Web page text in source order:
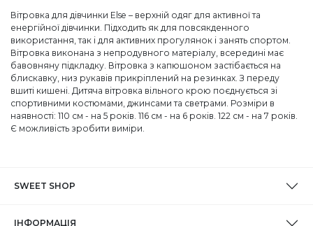
Вітровка для дівчинки Else – верхній одяг для активної та
енергійної дівчинки. Підходить як для повсякденного
використання, так і для активних прогулянок і занять спортом.
Вітровка виконана з непродувного матеріалу, всередині має
бавовняну підкладку. Вітровка з капюшоном застібається на
блискавку, низ рукавів прикріплений на резинках. З переду
вшиті кишені. Дитяча вітровка вільного крою поєднується зі
спортивними костюмами, джинсами та светрами. Розміри в
наявності: 110 см - на 5 років. 116 см - на 6 років. 122 см - на 7 років.
Є можливість зробити виміри.
SWEET SHOP
ІНФОРМАЦІЯ